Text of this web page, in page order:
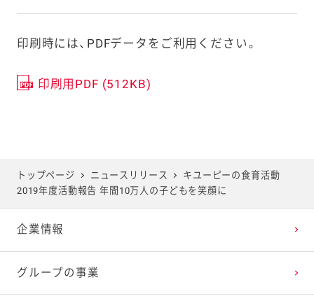
印刷時には、PDFデータをご利用ください。
印刷用PDF (512KB)
トップページ ニュースリリース
キユーピーの食育活動
2019年度活動報告 年間10万人の子どもを笑顔に
企業情報
グループの事業